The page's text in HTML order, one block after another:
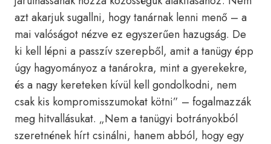
azt akarjuk sugallni, hogy tanárnak lenni menő – a
mai valóságot nézve ez egyszerűen hazugság. De
ki kell lépni a passzív szerepből, amit a tanügy épp
úgy hagyományoz a tanárokra, mint a gyerekekre,
és a nagy kereteken kívül kell gondolkodni, nem
csak kis kompromisszumokat kötni” – fogalmazzák
meg hitvallásukat. „Nem a tanügyi botrányokból
szeretnének hírt csinálni, hanem abból, hogy egy